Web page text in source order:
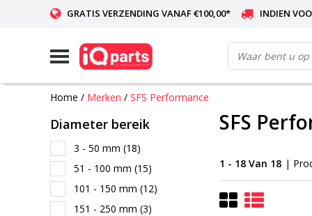
GRATIS VERZENDING VANAF €100,00* INDIEN
Home / Merken / SFS Performance
Diameter bereik
3 - 50 mm (18)
51 - 100 mm (15)
101 - 150 mm (12)
151 - 250 mm (3)
SFS
1 - 18 Van 18 |